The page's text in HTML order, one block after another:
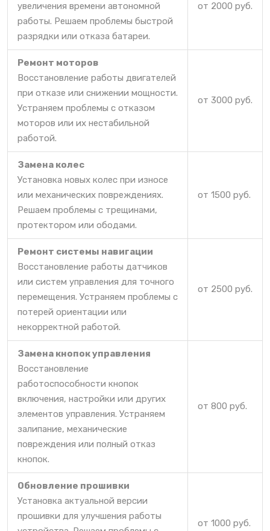
увеличения времени автономной
работы. Решаем проблемы быстрой
разрядки или отказа батареи.
от 2000 руб.
Ремонт моторов
Восстановление работы двигателей
при отказе или снижении мощности.
Устраняем проблемы с отказом
моторов или их нестабильной
работой.
от 3000 руб.
Замена колес
Установка новых колес при износе
или механических повреждениях.
Решаем проблемы с трещинами,
протектором или ободами.
от 1500 руб.
Ремонт системы навигации
Восстановление работы датчиков
или систем управления для точного
перемещения. Устраняем проблемы с
потерей ориентации или
некорректной работой.
от 2500 руб.
Замена кнопок управления
Восстановление
работоспособности кнопок
включения, настройки или других
элементов управления. Устраняем
залипание, механические
повреждения или полный отказ
кнопок.
от 800 руб.
Обновление прошивки
Установка актуальной версии
прошивки для улучшения работы
от 1000 руб.